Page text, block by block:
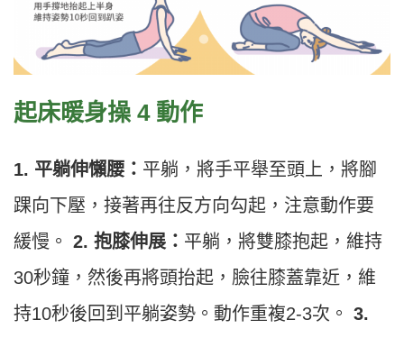
起床暖身操 4 動作
1. 平躺伸懶腰： 平躺，將手平舉至頭上，將腳
踝向下壓，接著再往反方向勾起，注意動作要
緩慢。 2. 抱膝伸展： 平躺，將雙膝抱起，維持
30秒鐘，然後再將頭抬起，臉往膝蓋靠近，維
持10秒後回到平躺姿勢。動作重複2-3次。 3.